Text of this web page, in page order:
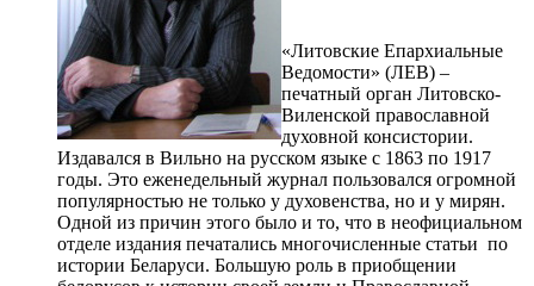
«Литовские Епархиальные
Ведомости» (ЛЕВ) –
печатный орган Литовско-
Виленской православной
духовной консистории.
Издавался в Вильно на русском языке с 1863 по 1917
годы. Это еженедельный журнал пользовался огромной
популярностью не только у духовенства, но и у мирян.
Одной из причин этого было и то, что в неофициальном
отделе издания печатались многочисленные статьи по
истории Беларуси. Большую роль в приобщении